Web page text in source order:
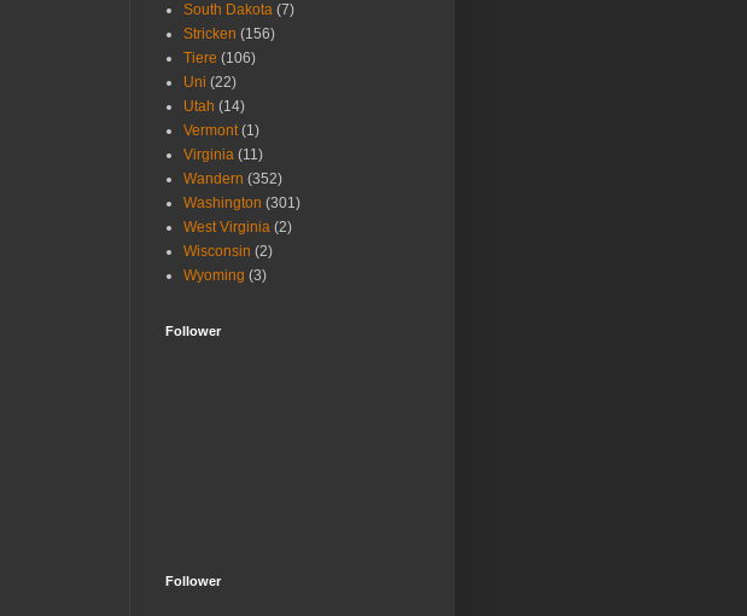
South Dakota (7)
Stricken (156)
Tiere (106)
Uni (22)
Utah (14)
Vermont (1)
Virginia (11)
Wandern (352)
Washington (301)
West Virginia (2)
Wisconsin (2)
Wyoming (3)
Follower
Follower